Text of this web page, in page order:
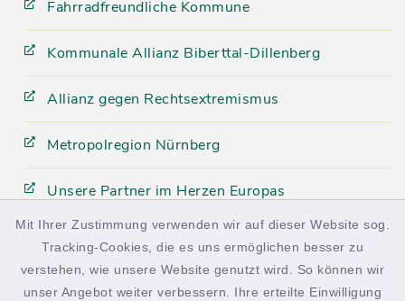
Mit Ihrer Zustimmung verwenden wir auf dieser Website sog.
Tracking-Cookies, die es uns ermöglichen besser zu
verstehen, wie unsere Website genutzt wird. So können wir
unser Angebot weiter verbessern. Ihre erteilte Einwilligung
Fahrradfreundliche Kommune
Kommunale Allianz Biberttal-Dillenberg
Allianz gegen Rechtsextremismus
Metropolregion Nürnberg
Unsere Partner im Herzen Europas
facebook
instagram